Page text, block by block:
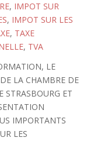
, IMPOT SUR
, IMPOT SUR LES
, TAXE
, TVA
LE
LA CHAMBRE DE
STRASBOURG ET
IMPORTANTS
LES